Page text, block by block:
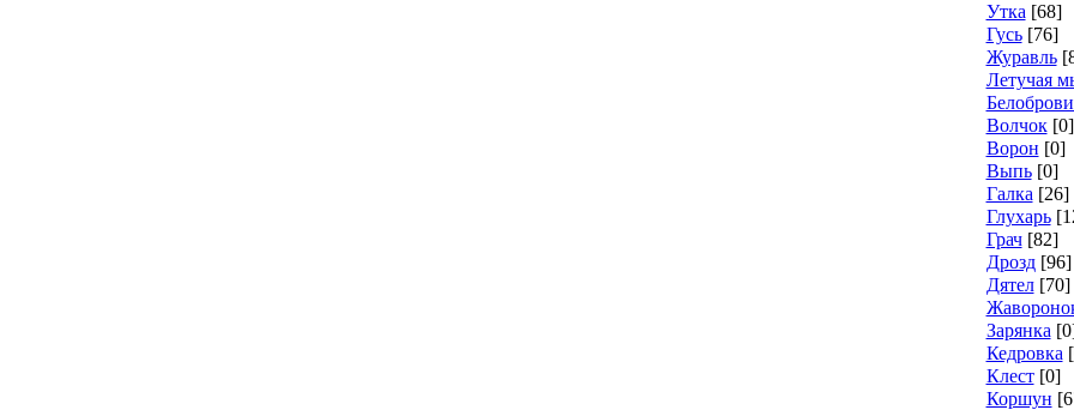
Утка [68]
Гусь [76]
Журавль
Летучая
Волчок [0]
Ворон [0]
Выпь [0]
Галка [26]
Глухарь
Грач [82]
Дрозд [96]
Дятел [70]
Зарянка
Кедровка
Клест [0]
Коршун